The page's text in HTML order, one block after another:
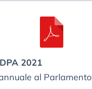
2021
al Parlamento